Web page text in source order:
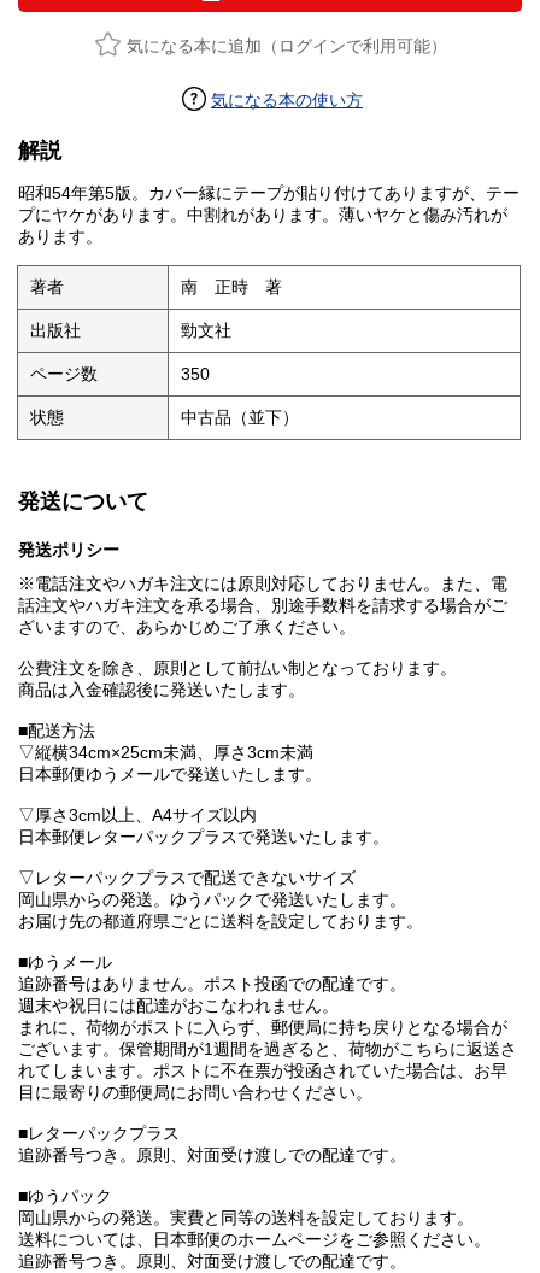
気になる本に追加（ログインで利用可能）
気になる本の使い方
解説
昭和54年第5版。カバー縁にテープが貼り付けてありますが、テー
プにヤケがあります。中割れがあります。薄いヤケと傷み汚れが
あります。
著者 南 正時 著
出版社 勁文社
ページ数 350
状態 中古品（並下）
発送について
発送ポリシー
※電話注文やハガキ注文には原則対応しておりません。また、電
話注文やハガキ注文を承る場合、別途手数料を請求する場合がご
ざいますので、あらかじめご了承ください。
公費注文を除き、原則として前払い制となっております。
商品は入金確認後に発送いたします。
■配送方法
▽縦横34cm×25cm未満、厚さ3cm未満
日本郵便ゆうメールで発送いたします。
▽厚さ3cm以上、A4サイズ以内
日本郵便レターパックプラスで発送いたします。
▽レターパックプラスで配送できないサイズ
岡山県からの発送。ゆうパックで発送いたします。
お届け先の都道府県ごとに送料を設定しております。
■ゆうメール
追跡番号はありません。ポスト投函での配達です。
週末や祝日には配達がおこなわれません。
まれに、荷物がポストに入らず、郵便局に持ち戻りとなる場合が
ございます。保管期間が1週間を過ぎると、荷物がこちらに返送さ
れてしまいます。ポストに不在票が投函されていた場合は、お早
目に最寄りの郵便局にお問い合わせください。
■レターパックプラス
追跡番号つき。原則、対面受け渡しでの配達です。
■ゆうパック
岡山県からの発送。実費と同等の送料を設定しております。
送料については、日本郵便のホームページをご参照ください。
追跡番号つき。原則、対面受け渡しでの配達です。